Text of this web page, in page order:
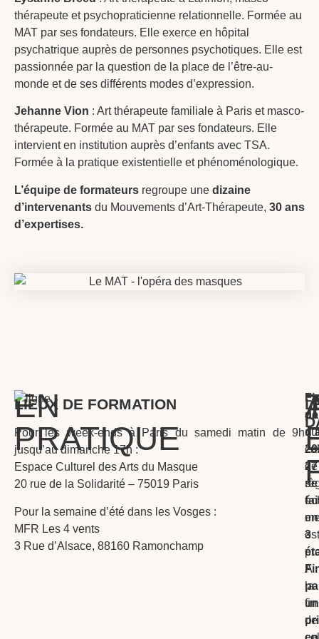
thérapeute et psychopraticienne relationnelle. Formée au
MAT par ses fondateurs. Elle exerce en hôpital
psychatrique auprès de personnes psychotiques. Elle est
passionnée par la question de la place de l’être-au-
monde et de ses différents modes d’expression.
Jehanne Vion : Art thérapeute familiale à Paris et masco-
thérapeute. Formée au MAT par ses fondateurs. Elle
intervient en institution auprès d’enfants avec TSA.
Formée à la pratique existentielle et phénoménologique.
L’équipe de formateurs regroupe une dizaine
d’intervenants du Mouvements d’Art-Thérapeute, 30 ans
d’expertises.
EN
PRATIQUE
LIEUX DE FORMATION
Pour les week-ends à Paris du samedi matin de 9h
jusqu’au dimanche 17h :
Espace Culturel des Arts du Masque
20 rue de la Solidarité – 75019 Paris
Pour la semaine d’été dans les Vosges :
MFR Les 4 vents
3 Rue d’Alsace, 88160 Ramonchamp
La
27
se
en
3
A
la
fin
de
:
de
est